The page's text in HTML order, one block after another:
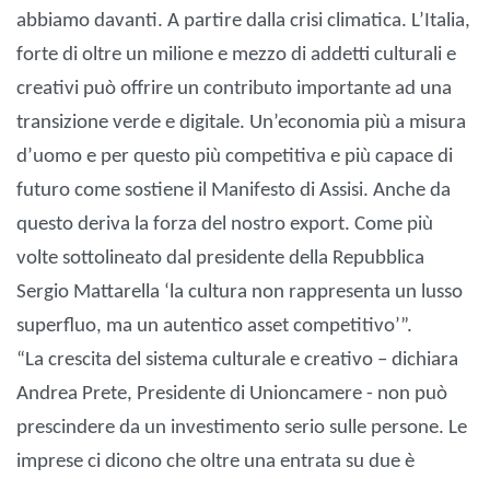
abbiamo davanti. A partire dalla crisi climatica. L’Italia,
forte di oltre un milione e mezzo di addetti culturali e
creativi può offrire un contributo importante ad una
transizione verde e digitale. Un’economia più a misura
d’uomo e per questo più competitiva e più capace di
futuro come sostiene il Manifesto di Assisi. Anche da
questo deriva la forza del nostro export. Come più
volte sottolineato dal presidente della Repubblica
Sergio Mattarella ‘la cultura non rappresenta un lusso
superfluo, ma un autentico asset competitivo’”.
“La crescita del sistema culturale e creativo – dichiara
Andrea Prete, Presidente di Unioncamere - non può
prescindere da un investimento serio sulle persone. Le
imprese ci dicono che oltre una entrata su due è